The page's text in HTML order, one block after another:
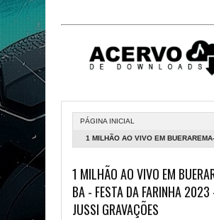
PÁGINA INICIAL
1 MILHÃO AO VIVO EM
GRAVAÇÕES
1 MILHÃO AO VIVO EM
BA - FESTA DA FARINHA 2023
JUSSI GRAVAÇÕES